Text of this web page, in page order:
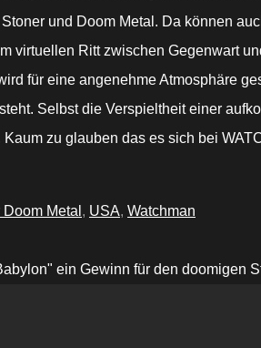
und Doom Metal. Da können
virtuellen Ritt zwischen Gegenwart
für eine angenehme Atmosphäre
Selbst die Verspieltheit einer
zu glauben das es sich bei
Metal , USA, Watchman
ein Gewinn für den doomigen